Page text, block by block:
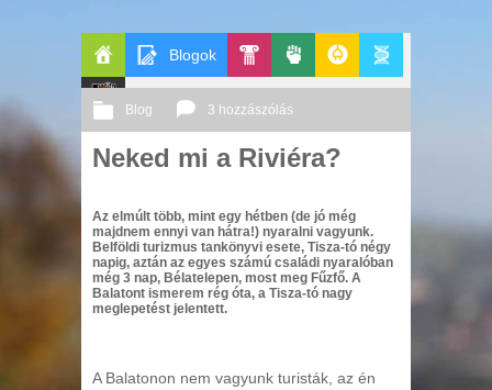
Főoldal
Blogok
Journal
Blog 3 hozzászólás
2013 07. 12. Őri András
Neked mi a Riviéra?
Az elmúlt több, mint egy hétben (de jó még
majdnem ennyi van hátra!) nyaralni vagyunk.
Belföldi turizmus tankönyvi esete, Tisza-tó négy
napig, aztán az egyes számú családi nyaralóban
még 3 nap, Bélatelepen, most meg Fűzfő. A
Balatont ismerem rég óta, a Tisza-tó nagy
meglepetést jelentett.
A Balatonon nem vagyunk turisták, az én